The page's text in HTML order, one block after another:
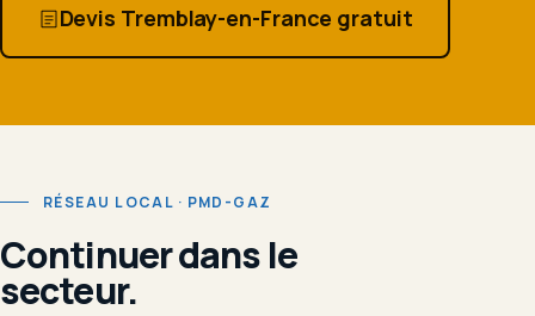
Devis Tremblay-en-France gratuit
RÉSEAU LOCAL · PMD-GAZ
Continuer dans le
secteur.